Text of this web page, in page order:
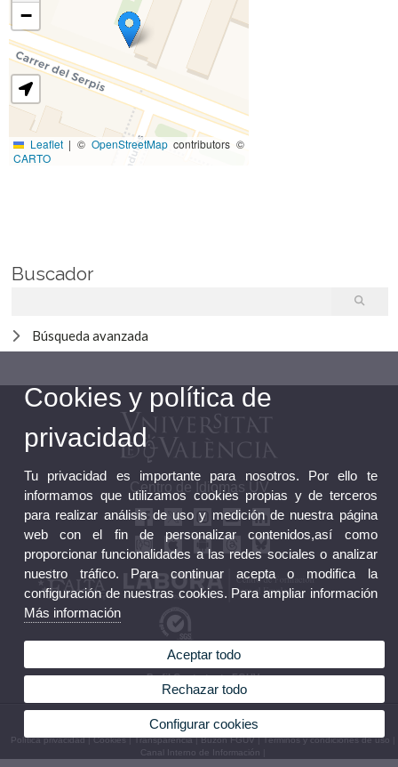
−
Leaflet | © OpenStreetMapcontributors ©
CARTO
Buscador
Búsqueda avanzada
Centro de Idiomas UV
Buzón FGUV
Perfil Contratante FGUV
© 2026 UV. - C/ Serpis 25, 46022 València (España) Tel. +34 96 306 77 81
Política privacidad|Cookies|Transparencia|Buzón FGUV|Términos y condiciones de uso
Canal Interno de Información
Cookies y política de
privacidad
Tu privacidad es importante para nosotros. Por ello te
informamos que utilizamos cookies propias y de terceros
para realizar análisis de uso y medición de nuestra página
web con el fin de personalizar contenidos,así como
proporcionar funcionalidades a las redes sociales o analizar
nuestro tráfico. Para continuar acepta o modifica la
configuración de nuestras cookies. Para ampliar información
Más información
Aceptar todo
Rechazar todo
Configurar cookies